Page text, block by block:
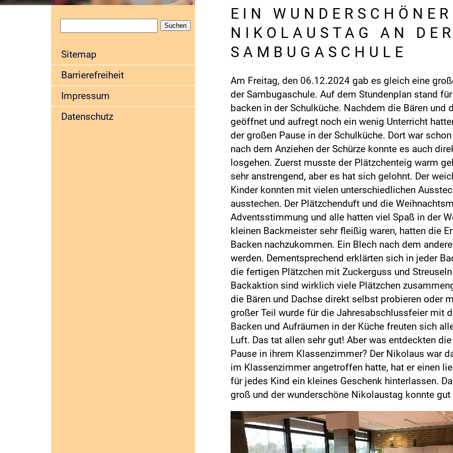
Sitemap
Barrierefreiheit
Impressum
Datenschutz
EIN WUNDERSCHÖNER
NIKOLAUSTAG AN
SAMBUGASCHULE
Am Freitag, den 06.12.2024 gab es gleich eine
der Sambugaschule. Auf dem Stundenplan stand
backen in der Schulküche. Nachdem die Bären und
geöffnet und aufregt noch ein wenig Unterricht
der großen Pause in der Schulküche. Dort war
nach dem Anziehen der Schürze konnte es auch
losgehen. Zuerst musste der Plätzchenteig warm
sehr anstrengend, aber es hat sich gelohnt. Der
Kinder konnten mit vielen unterschiedlichen
ausstechen. Der Plätzchenduft und die
Adventsstimmung und alle hatten viel Spaß in der
kleinen Backmeister sehr fleißig waren, hatten die
Backen nachzukommen. Ein Blech nach dem
werden. Dementsprechend erklärten sich in jeder
die fertigen Plätzchen mit Zuckerguss und
Backaktion sind wirklich viele Plätzchen
die Bären und Dachse direkt selbst probieren oder
großer Teil wurde für die Jahresabschlussfeier mit
Backen und Aufräumen in der Küche freuten sich
Luft. Das tat allen sehr gut! Aber was entdeckten
Pause in ihrem Klassenzimmer? Der Nikolaus war
im Klassenzimmer angetroffen hatte, hat er einen
für jedes Kind ein kleines Geschenk hinterlassen.
groß und der wunderschöne Nikolaustag konnte